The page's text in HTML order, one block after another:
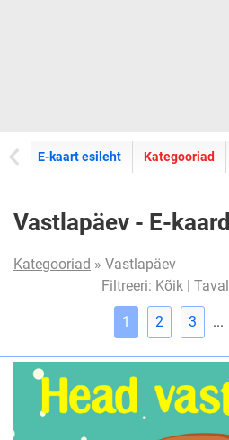
E-kaart esileht E-kaartide
Kategooriad
Vastlapäev - E-
Kategooriad » Vastlapäev
Filtreeri: Kõik |
1 2 3 ...